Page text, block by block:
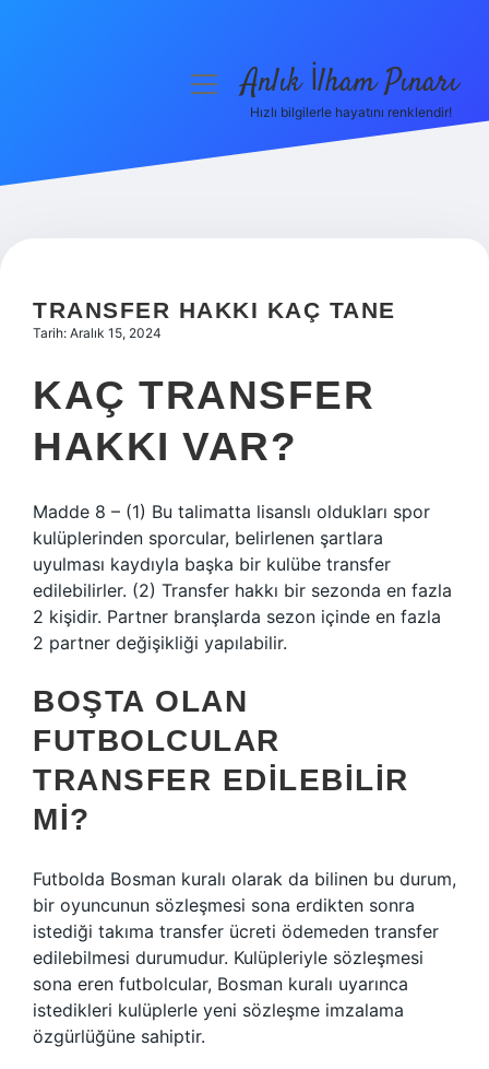
Hakkımızda
menüyüAnlık İlham Pınarı
Hızlı bilgilerle hayatını renklendir!
TRANSFER HAKKI KAÇ TANE
Tarih: Aralık 15, 2024
KAÇ TRANSFER
HAKKI VAR?
Madde 8 – (1) Bu talimatta lisanslı oldukları spor
kulüplerinden sporcular, belirlenen şartlara
uyulması kaydıyla başka bir kulübe transfer
edilebilirler. (2) Transfer hakkı bir sezonda en fazla
2 kişidir. Partner branşlarda sezon içinde en fazla
2 partner değişikliği yapılabilir.
BOŞTA OLAN
FUTBOLCULAR
TRANSFER EDILEBILIR
MI?
Futbolda Bosman kuralı olarak da bilinen bu durum,
bir oyuncunun sözleşmesi sona erdikten sonra
istediği takıma transfer ücreti ödemeden transfer
edilebilmesi durumudur. Kulüpleriyle sözleşmesi
sona eren futbolcular, Bosman kuralı uyarınca
istedikleri kulüplerle yeni sözleşme imzalama
özgürlüğüne sahiptir.